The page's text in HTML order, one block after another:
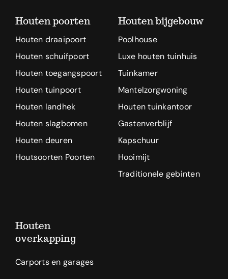
Houten poorten
Houten draaipoort
Houten schuifpoort
Houten toegangspoort
Houten tuinpoort
Houten landhek
Houten slagbomen
Houten deuren
Houtsoorten Poorten
Houten bijgebouw
Poolhouse
Luxe houten tuinhuis
Tuinkamer
Mantelzorgwoning
Houten tuinkantoor
Gastenverblijf
Kapschuur
Hooimijt
Traditionele gebinten
Houten
overkapping
Carports en garages